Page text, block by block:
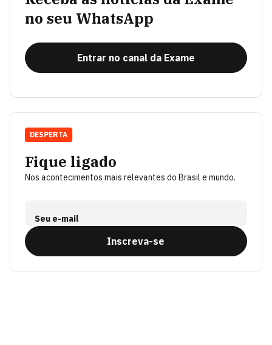
no seu WhatsApp
Entrar no canal da Exame
Fique ligado
Nos acontecimentos mais relevantes do Brasil e mundo.
Seu e-mail
Inscreva-se
DESPERTA